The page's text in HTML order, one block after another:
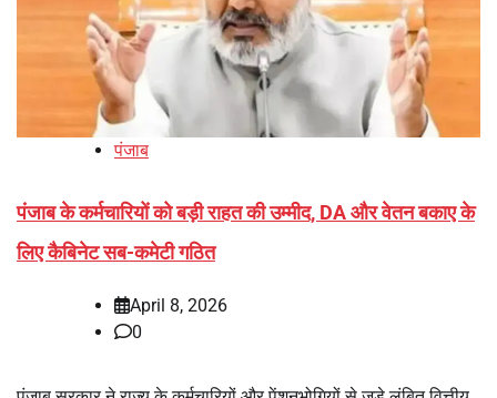
पंजाब
पंजाब के कर्मचारियों को बड़ी राहत की उम्मीद, DA और वेतन बकाए के
लिए कैबिनेट सब-कमेटी गठित
April 8, 2026
0